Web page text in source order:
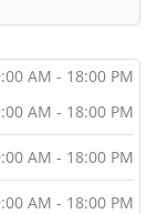
AM - 18:00 PM
AM - 18:00 PM
AM - 18:00 PM
AM - 18:00 PM